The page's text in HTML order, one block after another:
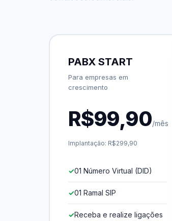
PABX START
Para empresas em
crescimento
R$99,90/mês
Implantação: R$299,90
01 Número Virtual (DID)
01 Ramal SIP
Receba e realize ligações